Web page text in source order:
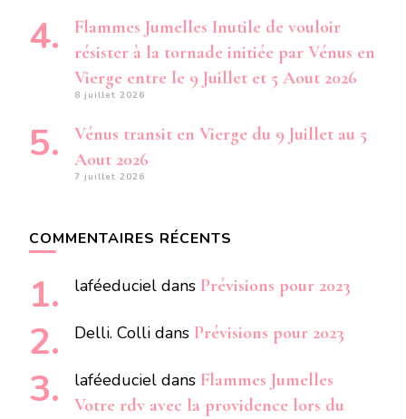
Flammes Jumelles Inutile de vouloir
résister à la tornade initiée par Vénus en
Vierge entre le 9 Juillet et 5 Aout 2026
8 juillet 2026
Vénus transit en Vierge du 9 Juillet au 5
Aout 2026
7 juillet 2026
COMMENTAIRES RÉCENTS
laféeduciel dans Prévisions pour 2023
Delli. Colli dans Prévisions pour 2023
laféeduciel dans Flammes Jumelles
Votre rdv avec la providence lors du